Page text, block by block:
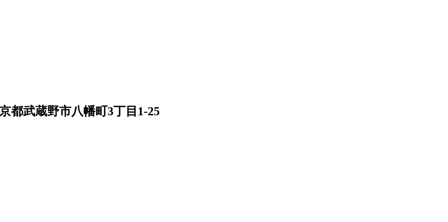
都武蔵野市八幡町3丁目1-25